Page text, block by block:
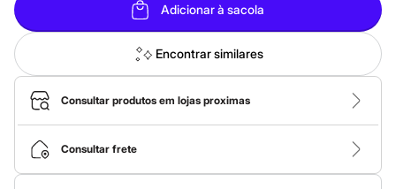
Feminino
Em alta
Inverno
Alfaiataria
Novidades
Roupas
Blusas e Camisetas
Básicos
Calças
Casacos e Jaquetas
Jeans
Adicionar à sacola
Encontrar similares
Consultar produtos em lojas proximas
Consultar frete